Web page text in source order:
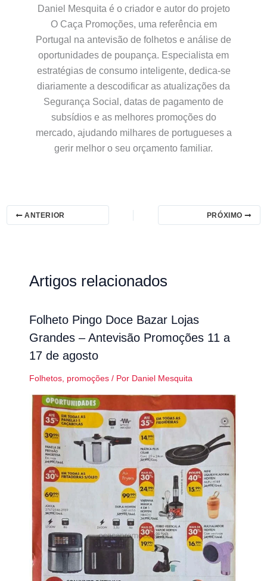
Daniel Mesquita é o criador e autor do projeto
O Caça Promoções, uma referência em
Portugal na antevisão de folhetos e análise de
oportunidades de poupança. Especialista em
estratégias de consumo inteligente, dedica-se
diariamente a descodificar as atualizações da
Segurança Social, datas de pagamento de
subsídios e as melhores promoções do
mercado, ajudando milhares de portugueses a
gerir melhor o seu orçamento familiar.
ANTERIOR PRÓXIMO
Artigos relacionados
Folheto Pingo Doce Bazar Lojas
Grandes – Antevisão Promoções 11 a
17 de agosto
Folhetos, promoções/ Por Daniel Mesquita